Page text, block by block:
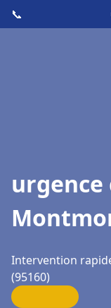
📞
urgence
Intervention
(95160)